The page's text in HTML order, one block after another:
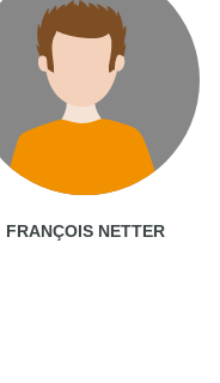
FRANÇOIS NETTER